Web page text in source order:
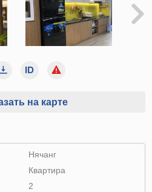
на карте
Нячанг
Квартира
2